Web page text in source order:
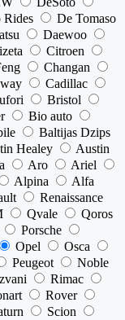
Rides
De Tomaso
Daewoo
Citroen
Changan
Cadillac
Bristol
Bio auto
Baltijas Dzips
Healey
Austin
Aro
Ariel
Alpina
Alfa
Renaissance
Qvale
Qoros
Porsche
Opel
Osca
Peugeot
Noble
Rimac
Rover
Scion